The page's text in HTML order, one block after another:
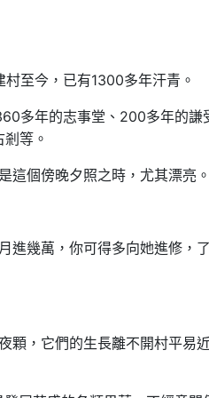
至今，已有1300多年汗青。
多年的志事堂、200多年的謙
等。
這個傍晚夕照之時，尤其漂亮。
進幾萬，你可得多向她進修，
顆，它們的生長離不開村平易